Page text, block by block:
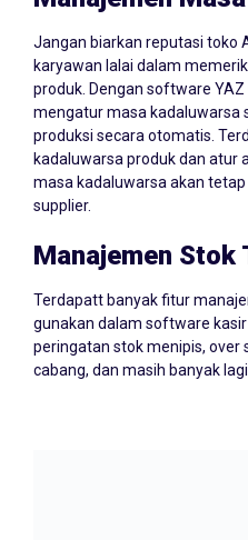
Jangan biarkan reputasi toko
karyawan lalai dalam
produk. Dengan software YAZ
mengatur masa kadaluwarsa
produksi secara otomatis.
kadaluwarsa produk dan atur
masa kadaluwarsa akan
supplier.
Manajemen Stok
Terdapatt banyak fitur
gunakan dalam software kasir
peringatan stok menipis, over
cabang, dan masih banyak lagi.